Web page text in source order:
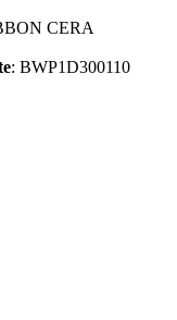
CERA
: BWP1D300110